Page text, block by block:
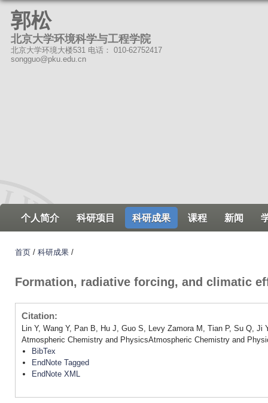
郭松
北京大学环境科学与工程学院
北京大学环境大楼531 电话： 010-62752417
songguo@pku.edu.cn
个人简介 科研项目 科研成果 课程 新闻
首页 / 科研成果 /
Formation, radiative forcing, and climatic
Citation:
Lin Y, Wang Y, Pan B, Hu J, Guo S, Levy Zamora M, Tian P, Su Q, Ji
Atmospheric Chemistry and PhysicsAtmospheric Chemistry and
BibTex
EndNote Tagged
EndNote XML